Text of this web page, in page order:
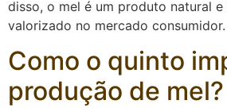
disso, o mel é um produto natural e
valorizado no mercado consumidor.
Como o quinto
produção de mel?